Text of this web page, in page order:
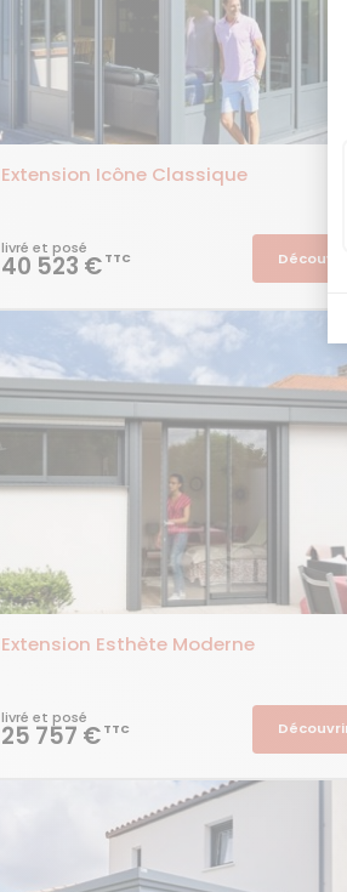
Extension Icône Classique
livré et posé
40 523 €TTC
Extension Esthète Moderne
livré et posé
25 757 €TTC